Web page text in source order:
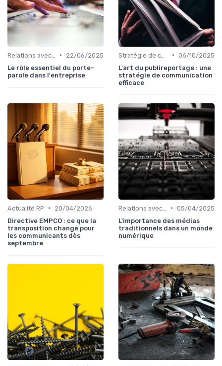
•
22/06/2025
Le rôle essentiel du porte-
parole dans l'entreprise
• 06/10/2025
L'art du publireportage : une
stratégie de communication
efficace
Actualité RP •
20/04/2026
Directive EMPCO : ce que la
transposition change pour
les communicants dès
septembre
• 05/04/2025
L'importance des médias
traditionnels dans un monde
numérique